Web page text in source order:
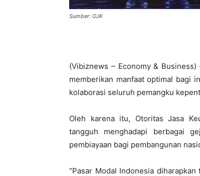
Sumber: OJK
(Vibiznews – Economy &
memberikan manfaat optimal bagi
kolaborasi seluruh pemangku
Oleh karena itu, Otoritas Jasa
tangguh menghadapi berbagai
pembiayaan bagi pembangunan
“Pasar Modal Indonesia